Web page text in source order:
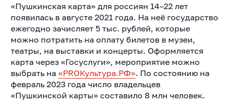
«Пушкинская карта» для россиян 14–22 лет
появилась в августе 2021 года. На неё государство
ежегодно зачисляет 5 тыс. рублей, которые
можно потратить на оплату билетов в музеи,
театры, на выставки и концерты. Оформляется
карта через «Госуслуги», мероприятие можно
выбрать на «PROКультура.РФ». По состоянию на
февраль 2023 года число владельцев
«Пушкинской карты» составило 8 млн человек.